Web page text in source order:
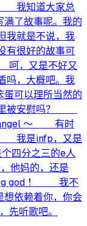
我知道大家总
满了故事呢。我的
就是不说，我
很好的故事可
，又是不好又
，大概吧。我
可以理所当然的
被安慰吗？
～ 有时
我是infp，又是
四分之三的e人
他妈的，还是
god ！ 我不
想依赖着你，你会
听歌吧。